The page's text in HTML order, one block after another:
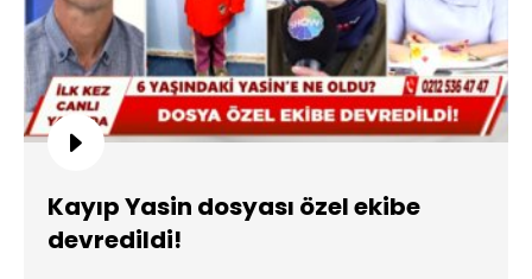
Kayıp Yasin dosyası özel ekibe
devredildi!